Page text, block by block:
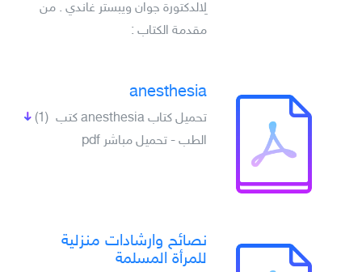
لِالدكتورة جوان ويبستر غاندي . من
مقدمة الكتاب :
anesthesia
(1) تحميل كتاب anesthesia كتب
الطب - تحميل مباشر pdf
نصائح وارشادات منزلية
للمرأة المسلمة